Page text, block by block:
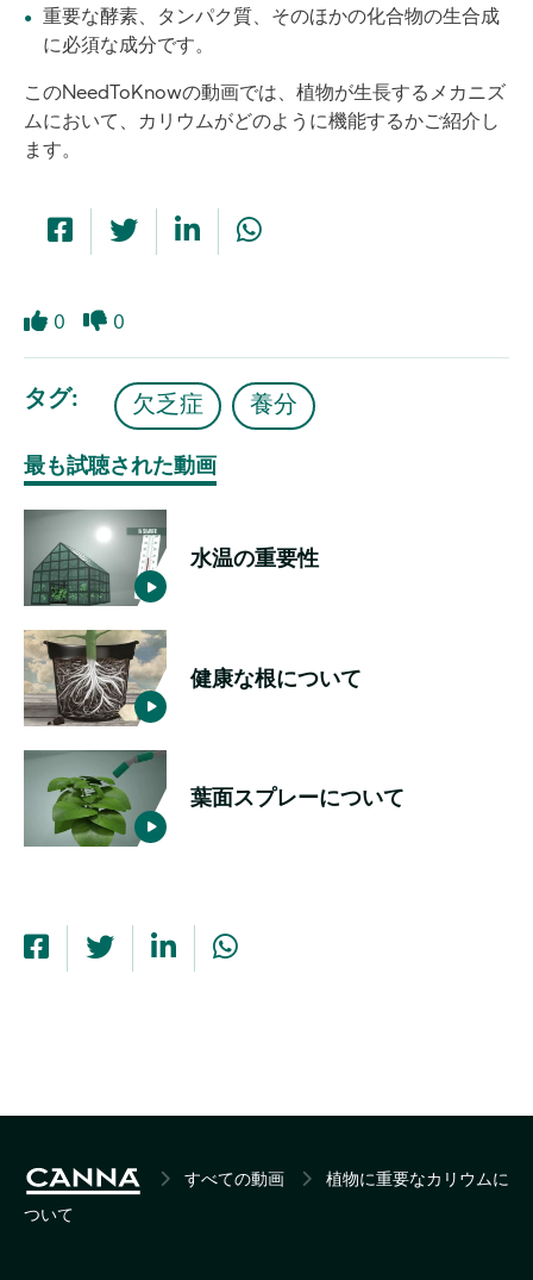
重要な酵素、タンパク質、そのほかの化合物の生合成
に必須な成分です。
このNeedToKnowの動画では、植物が生長するメカニズ
ムにおいて、カリウムがどのように機能するかご紹介し
ます。
0 0
タグ 欠乏症 養分
最も試聴された動画
水温の重要性
健康な根について
葉面スプレーについて
BREADCRUMBすべての動画
植物に重要なカリウムに
ついて